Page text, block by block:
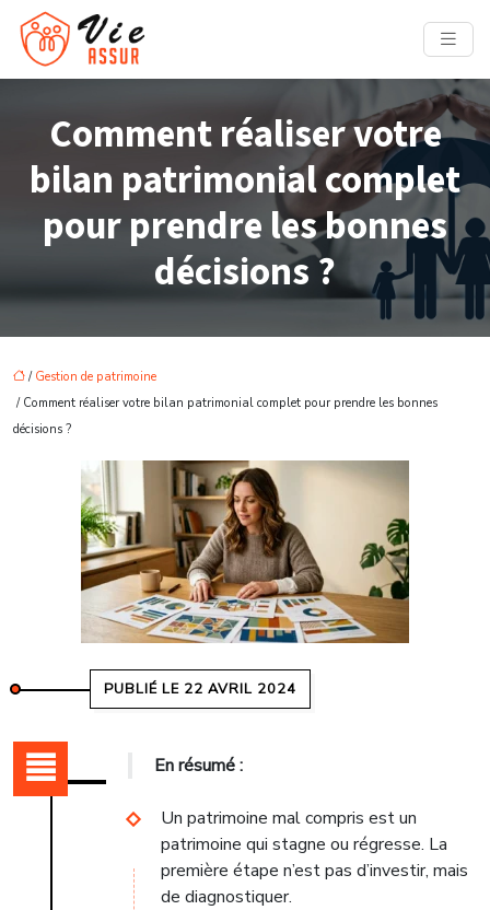
Comment réaliser votre
bilan patrimonial complet
pour prendre les bonnes
décisions ?
/ Gestion de patrimoine
/ Comment réaliser votre bilan patrimonial complet pour prendre les bonnes
décisions ?
PUBLIÉ LE 22 AVRIL 2024
En résumé :
Un patrimoine mal compris est un
patrimoine qui stagne ou régresse. La
première étape n’est pas d’investir, mais
de diagnostiquer.